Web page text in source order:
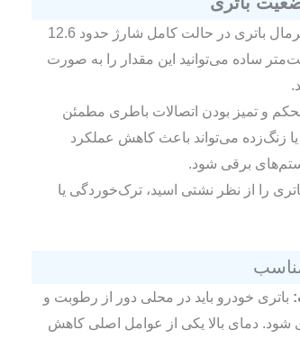
ولتاژ نرمال باتری در حالت کامل شارژ حدود 12.6
ساده می‌توانید این مقدار را به صورت
و تمیز بودن اتصالات باطری مطمئن
زنگ‌زده می‌تواند باعث کاهش عملکرد
برقی شود.
را از نظر نشتی اسید، ترک‌خوردگی یا
باتری خودرو باید در محلی دور از رطوبت و
شود. دمای بالا یکی از عوامل اصلی کاهش